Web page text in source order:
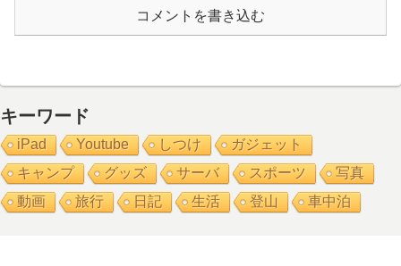
コメントを書き込む
キーワード
iPad Youtube しつけ
ガジェット
キャンプ
グッズ サーバ スポーツ
写真
動画
旅行 日記 生活 登山 車中泊